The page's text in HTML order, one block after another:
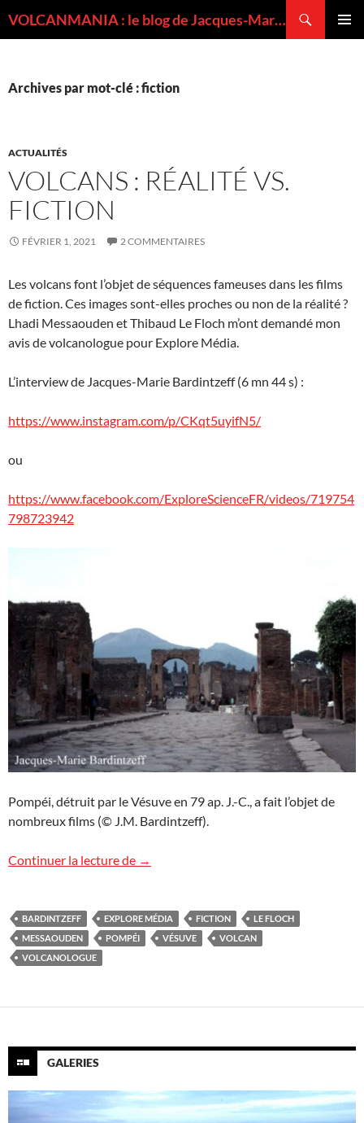
VOLCANMANIA : le blog de Jacques-Marie BARDINTZEFF, volcanologue
Archives par mot-clé : fiction
ACTUALITÉS
VOLCANS : RÉALITÉ VS.
FICTION
FÉVRIER 1, 2021 2 COMMENTAIRES
Les volcans font l’objet de séquences fameuses dans les films
de fiction. Ces images sont-elles proches ou non de la réalité ?
Lhadi Messaouden et Thibaud Le Floch m’ont demandé mon
avis de volcanologue pour Explore Média.
L’interview de Jacques-Marie Bardintzeff (6 mn 44 s) :
https://www.instagram.com/p/CKqt5uyifN5/
ou
https://www.facebook.com/ExploreScienceFR/videos/719754
798723942
Pompéi, détruit par le Vésuve en 79 ap. J.-C., a fait l’objet de
nombreux films (© J.M. Bardintzeff).
Continuer la lecture de Volcans : réalité vs. fiction
→
BARDINTZEFF EXPLORE MÉDIA FICTION
LE FLOCH
MESSAOUDEN
POMPÉI VÉSUVE
VOLCAN
VOLCANOLOGUE
GALERIES